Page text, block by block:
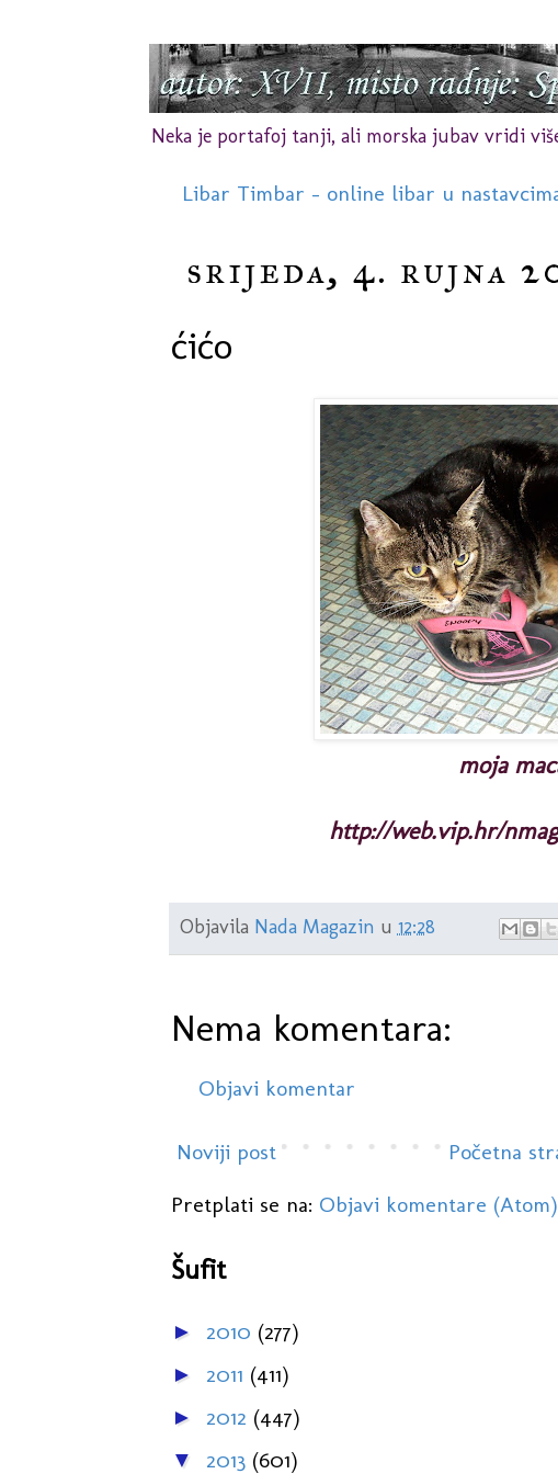
Neka je portafoj tanji, ali morska jubav vridi
Libar Timbar - online libar u
srijeda, 4. rujna
ćićo
moja
http://web.vip.hr/
Objavila Nada Magazin u 12:28
Nema komentara:
Objavi komentar
Noviji post
Početna
Pretplati se na: Objavi komentare (Atom)
Šufit
► 2010 (277)
► 2011 (411)
► 2012 (447)
▼ 2013 (601)